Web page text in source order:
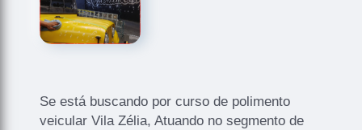
Se está buscando por curso de polimento
veicular Vila Zélia, Atuando no segmento de